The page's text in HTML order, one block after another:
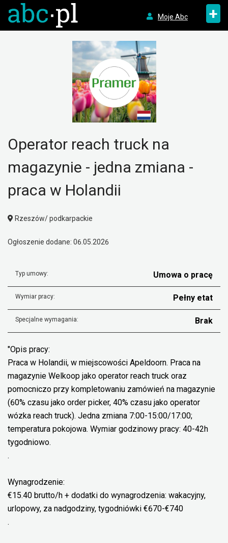
Moje Abc +
Operator reach truck na
magazynie - jedna zmiana -
praca w Holandii
Rzeszów/ podkarpackie
Ogłoszenie dodane: 06.05.2026
Typ umowy: Umowa o pracę
Wymiar pracy: Pełny etat
Specjalne wymagania: Brak
"Opis pracy:
Praca w Holandii, w miejscowości Apeldoorn. Praca na
magazynie Welkoop jako operator reach truck oraz
pomocniczo przy kompletowaniu zamówień na magazynie
(60% czasu jako order picker, 40% czasu jako operator
wózka reach truck). Jedna zmiana 7:00-15:00/17:00;
temperatura pokojowa. Wymiar godzinowy pracy: 40-42h
tygodniowo.
.
Wynagrodzenie:
€15.40 brutto/h + dodatki do wynagrodzenia: wakacyjny,
urlopowy, za nadgodziny, tygodniówki €670-€740
.